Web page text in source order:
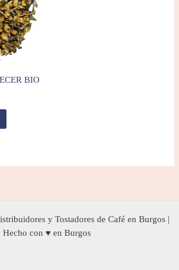
BIO
y Tostadores de Café en Burgos |
Hecho con ♥ en Burgos